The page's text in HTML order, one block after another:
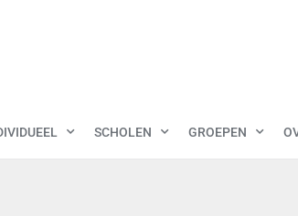
SCHOLEN GROEPEN